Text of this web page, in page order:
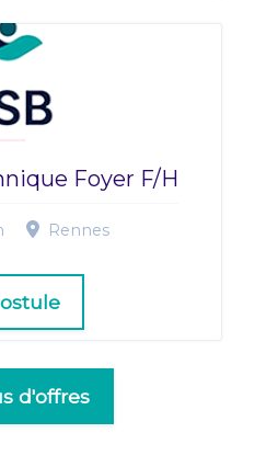
Foyer F/H
Rennes
d'offres